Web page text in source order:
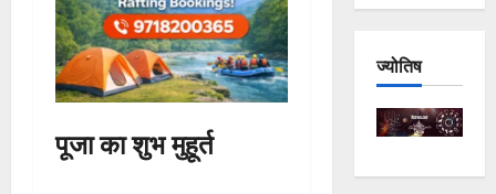
पूजा का शुभ मुहूर्त
ज्योतिष